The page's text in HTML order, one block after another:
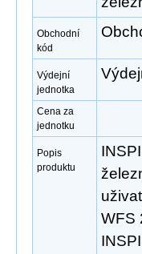
Obchodní
kód
Výdejní
jednotka
Cena za
jednotku
Popis
produktu
WFS